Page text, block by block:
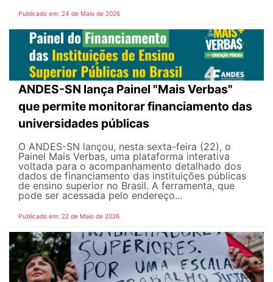
Publicado em: 24 de Maio de 2026
ANDES-SN lança Painel "Mais Verbas"
que permite monitorar financiamento das
universidades públicas
O ANDES-SN lançou, nesta sexta-feira (22), o
Painel Mais Verbas, uma plataforma interativa
voltada para o acompanhamento detalhado dos
dados de financiamento das instituições públicas
de ensino superior no Brasil. A ferramenta, que
pode ser acessada pelo endereço...
Publicado em: 22 de Maio de 2026